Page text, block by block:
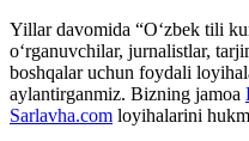
Yillar davomida “O‘zbek tili
o‘rganuvchilar, jurnalistlar,
boshqalar uchun foydali
aylantirganmiz. Bizning jamoa
Sarlavha.com loyihalarini